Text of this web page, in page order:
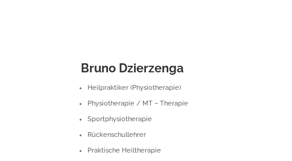
Bruno Dzierzenga
Heilpraktiker (Physiotherapie)
Physiotherapie / MT – Therapie
Sportphysiotherapie
Rückenschullehrer
Praktische Heiltherapie